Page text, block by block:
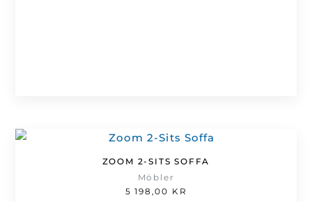
ZOOM 2-SITS SOFFA
Möbler
5 198,00 KR